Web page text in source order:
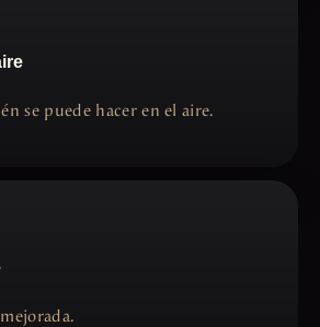
se puede hacer en el aire.